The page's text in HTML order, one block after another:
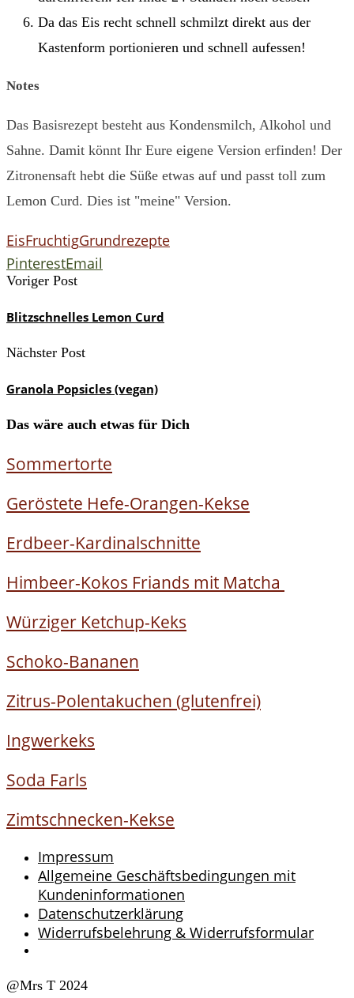
Da das Eis recht schnell schmilzt direkt aus der
Kastenform portionieren und schnell aufessen!
Notes
Das Basisrezept besteht aus Kondensmilch, Alkohol und
Sahne. Damit könnt Ihr Eure eigene Version erfinden! Der
Zitronensaft hebt die Süße etwas auf und passt toll zum
Lemon Curd. Dies ist "meine" Version.
EisFruchtigGrundrezepte
PinterestEmail
Voriger Post
Blitzschnelles Lemon Curd
Nächster Post
Granola Popsicles (vegan)
Das wäre auch etwas für Dich
Sommertorte
Geröstete Hefe-Orangen-Kekse
Erdbeer-Kardinalschnitte
Himbeer-Kokos Friands mit Matcha
Würziger Ketchup-Keks
Schoko-Bananen
Zitrus-Polentakuchen (glutenfrei)
Ingwerkeks
Soda Farls
Zimtschnecken-Kekse
Impressum
Allgemeine Geschäftsbedingungen mit
Kundeninformationen
Datenschutzerklärung
Widerrufsbelehrung & Widerrufsformular
@Mrs T 2024